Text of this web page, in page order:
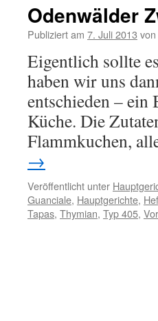
Odenwälder
Publiziert am 7. Juli 2013 von
Eigentlich sollte
haben wir uns
entschieden – ein
Küche. Die
Flammkuchen,
→
Veröffentlicht unter
Guanciale, Hauptgerichte,
Tapas, Thymian, Typ 405,